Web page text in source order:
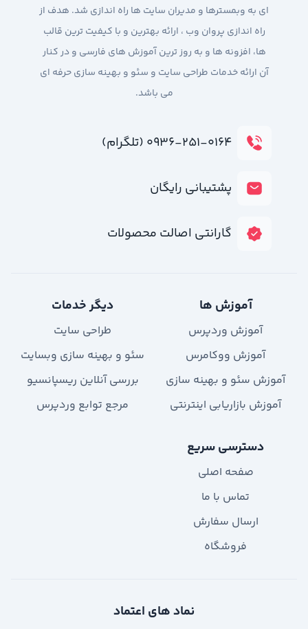
ای به وبمسترها و مدیران سایت ها راه اندازی شد. هدف از
راه اندازی پروان وب ، ارائه بهترین و با کیفیت ترین قالب
ها، افزونه ها و به روز ترین آموزش های فارسی و در کنار
آن ارائه خدمات طراحی سایت و سئو و بهینه سازی حرفه ای
می باشد.
۰۹۳۶-۲۵۱-۰۱۶۴ (تلگرام)
پشتیبانی رایگان
گارانتی اصالت محصولات
آموزش ها
آموزش وردپرس
آموزش ووکامرس
آموزش سئو و بهینه سازی
آموزش بازاریابی اینترنتی
دیگر خدمات
طراحی سایت
سئو و بهینه سازی وبسایت
بررسی آنلاین ریسپانسیو
مرجع توابع وردپرس
دسترسی سریع
صفحه اصلی
تماس با ما
ارسال سفارش
فروشگاه
نماد های اعتماد